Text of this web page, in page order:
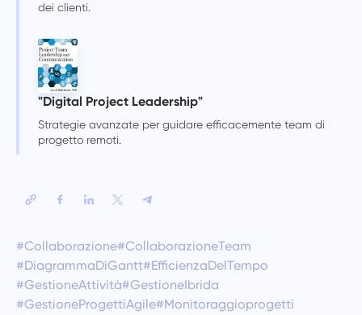
dei clienti.
"Digital Project Leadership"
Strategie avanzate per guidare efficacemente team di
progetto remoti.
#Collaborazione#CollaborazioneTeam
#DiagrammaDiGantt#EfficienzaDelTempo
#GestioneAttività#GestioneIbrida
#GestioneProgettiAgile#Monitoraggioprogetti